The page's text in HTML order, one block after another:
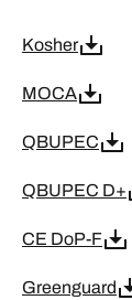
Kosher
MOCA
QBUPEC
QBUPEC D+
CE DoP-F
Greenguard